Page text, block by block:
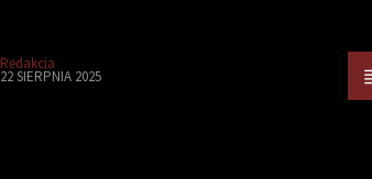
Redakcja
22 SIERPNIA 2025